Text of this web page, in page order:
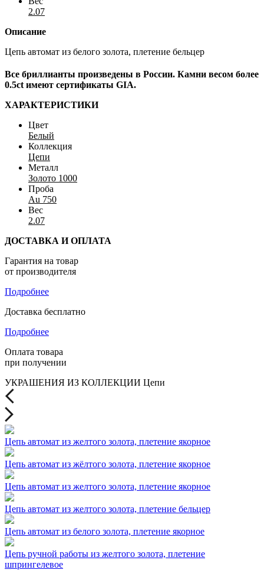
2.07
Описание
Цепь автомат из белого золота, плетение бельцер
Все бриллианты произведены в России. Камни весом более
0.5ct имеют сертификаты GIA.
ХАРАКТЕРИСТИКИ
Цвет
Белый
Коллекция
Цепи
Металл
Золото 1000
Проба
Au 750
Вес
2.07
ДОСТАВКА И ОПЛАТА
Гарантия на товар
от производителя
Подробнее
Доставка бесплатно
Подробнее
Оплата товара
при получении
УКРАШЕНИЯ ИЗ КОЛЛЕКЦИИ Цепи
Цепь автомат из желтого золота, плетение якорное
Цепь автомат из жёлтого золота, плетение якорное
Цепь автомат из желтого золота, плетение якорное
Цепь автомат из желтого золота, плетение бельцер
Цепь автомат из белого золота, плетение якорное
Цепь ручной работы из желтого золота, плетение
шпрингелевое